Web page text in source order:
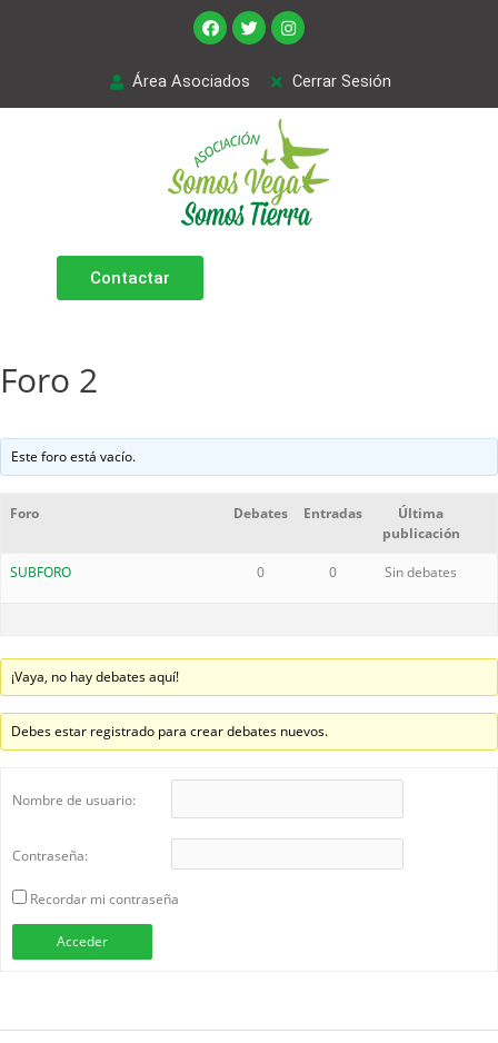
Área Asociados Cerrar Sesión
Contactar
Foro 2
Este foro está vacío.
Foro Debates Entradas
Última
publicación
SUBFORO 0 0 Sin debates
¡Vaya, no hay debates aquí!
Debes estar registrado para crear debates nuevos.
Nombre de usuario:
Contraseña:
Recordar mi contraseña
Acceder